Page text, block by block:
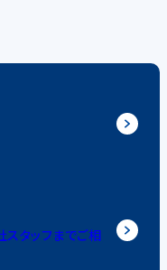
スタッフまでご相